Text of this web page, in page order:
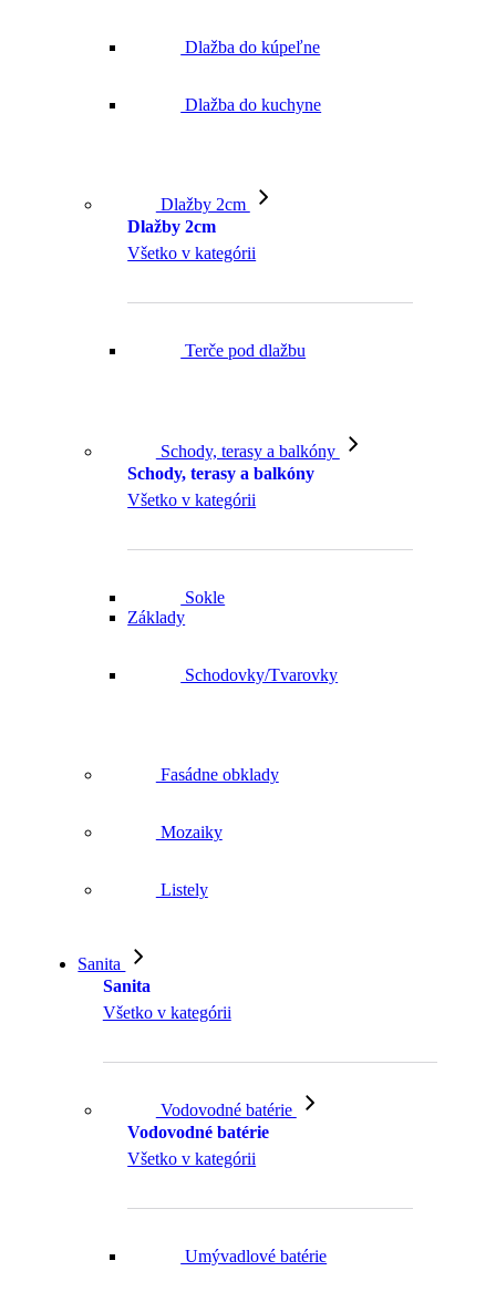
Dlažba do kúpeľne
Dlažba do kuchyne
Dlažby 2cm
Dlažby 2cm
Všetko v kategórii
Terče pod dlažbu
Schody, terasy a balkóny
Schody, terasy a balkóny
Všetko v kategórii
Sokle
Základy
Schodovky/Tvarovky
Fasádne obklady
Mozaiky
Listely
Sanita
Sanita
Všetko v kategórii
Vodovodné batérie
Vodovodné batérie
Všetko v kategórii
Umývadlové batérie